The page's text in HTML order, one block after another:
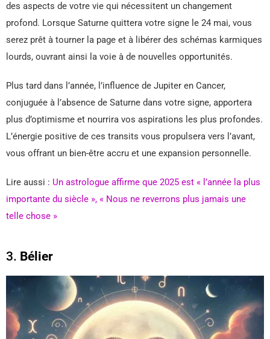
des aspects de votre vie qui nécessitent un changement
profond. Lorsque Saturne quittera votre signe le 24 mai, vous
serez prêt à tourner la page et à libérer des schémas karmiques
lourds, ouvrant ainsi la voie à de nouvelles opportunités.
Plus tard dans l’année, l’influence de Jupiter en Cancer,
conjuguée à l’absence de Saturne dans votre signe, apportera
plus d’optimisme et nourrira vos aspirations les plus profondes.
L’énergie positive de ces transits vous propulsera vers l’avant,
vous offrant un bien-être accru et une expansion personnelle.
Lire aussi : Un astrologue affirme que 2025 est « l’année la plus
importante du siècle », « Nous ne reverrons plus jamais une
telle chose »
3. Bélier